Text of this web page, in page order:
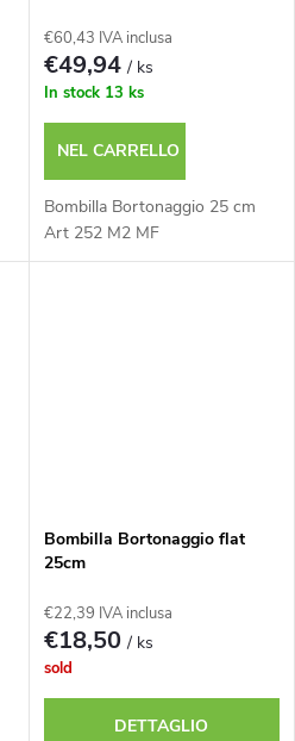
€60,43 IVA inclusa
€49,94/ ks
In stock 13 ks
NEL CARRELLO
Bombilla Bortonaggio 25 cm
Art 252 M2 MF
Bombilla Bortonaggio flat
25cm
€22,39 IVA inclusa
€18,50/ ks
sold
DETTAGLIO